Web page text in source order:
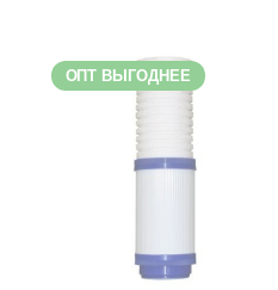
ОПТ ВЫГОДНЕЕ